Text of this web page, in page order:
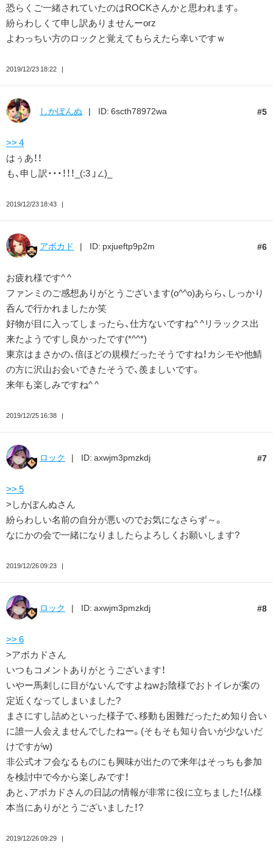
恐らくご一緒されていたのはROCKさんかと思われます。
紛らわしくて申し訳ありませんーorz
よわっちい方のロックと覚えてもらえたら幸いですｗ
2019/12/23 18:22
5
しかぽんぬ ID: 6scth78972wa
>> 4
はぅあ！！
も、申し訳・・・！！！_(:3 」∠)_
2019/12/23 18:43
6
アボカド ID: pxjueftp9p2m
お疲れ様です^ ^
ファンミのご感想ありがとうございます(o^^o)あらら、しっかり
呑んで行かれましたか笑
好物が目に入ってしまったら、仕方ないですね^ ^リラックス出
来たようですし良かったです(*^^*)
東京はまさかの、倍ほどの規模だったそうですね！カシモや他鯖
の方に沢山お会いできたそうで、羨ましいです。
来年も楽しみですね^ ^
2019/12/25 16:38
7
ロック ID: axwjm3pmzkdj
>> 5
>しかぽんぬさん
紛らわしい名前の自分が悪いのでお気になさらず～。
なにかの会で一緒になりましたらよろしくお願いします?
2019/12/26 09:23
8
ロック ID: axwjm3pmzkdj
>> 6
>アボカドさん
いつもコメントありがとうございます！
いやー馬刺しに目がないんですよねwお陰様でおトイレが案の
定近くなってしまいました?
まさにすし詰めといった様子で、移動も困難だったため知り合い
に誰一人会えませんでしたねー。(そもそも知り合いが少ないだ
けですがw)
非公式オフ会なるものにも興味が出たので来年はそっちも参加
を検討中で今から楽しみです！
あと、アボカドさんの日誌の情報が非常に役に立ちました！仏様
本当にありがとうございました！?
2019/12/26 09:29